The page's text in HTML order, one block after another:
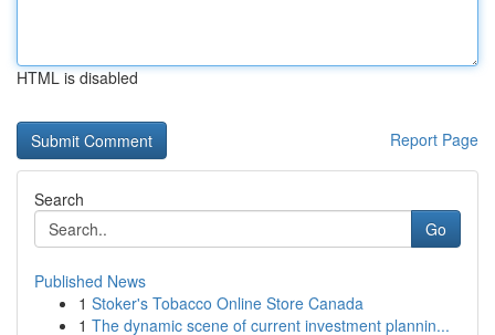
HTML is disabled
Report Page
Search
Go
Published News
1 Stoker's Tobacco Online Store Canada
1 The dynamic scene of current investment plannin...